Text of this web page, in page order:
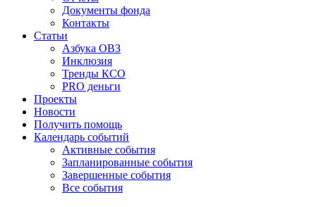
Документы фонда
Контакты
Статьи
Азбука ОВЗ
Инклюзия
Тренды КСО
PRO деньги
Проекты
Новости
Получить помощь
Календарь событий
Активные события
Запланированные события
Завершенные события
Все события